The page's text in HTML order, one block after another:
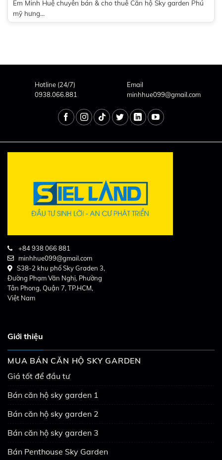
Em Minh Huệ chuyên bán & cho thuê Căn hộ Sky garden Phú
mỹ hưng...
Hotline (24/7)
0938.066.881
Email
minhhue099@gmail.com
+84 938 066 881
minhhue099@gmail.com
S38-2 khu phố Sky Graden 3,
Đường Phạm Văn Nghị, Phường
Tân Phong, Quận 7, TP.HCM,
Việt Nam
Giới thiệu
MUA BÁN CĂN HỘ SKY GARDEN
Giá tốt để đầu tư
Bán căn hộ sky garden 1
Bán căn hộ sky garden 2
Bán căn hộ sky garden 3
Bán Penthouse Sky Garden